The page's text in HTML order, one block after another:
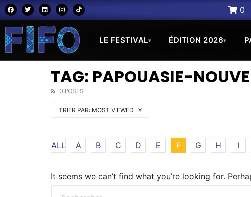
0
LE FESTIVAL▾ ÉDITION 2026▾
TAG: PAPOUASIE-
0 POSTS
TRIER PAR: MOST VIEWED
ALL A B C D E F G H I
It seems we can’t find what you’re looking for.